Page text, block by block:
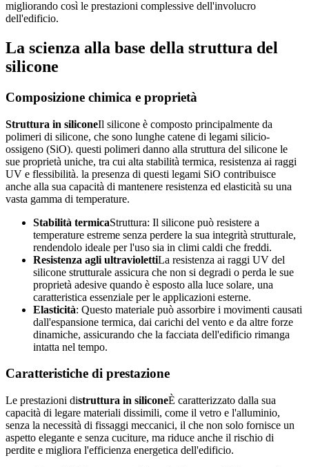
migliorando così le prestazioni complessive dell'involucro
dell'edificio.
La scienza alla base della struttura del
silicone
Composizione chimica e proprietà
Struttura in siliconeIl silicone è composto principalmente da
polimeri di silicone, che sono lunghe catene di legami silicio-
ossigeno (SiO). questi polimeri danno alla struttura del silicone le
sue proprietà uniche, tra cui alta stabilità termica, resistenza ai raggi
UV e flessibilità. la presenza di questi legami SiO contribuisce
anche alla sua capacità di mantenere resistenza ed elasticità su una
vasta gamma di temperature.
Stabilità termicaStruttura: Il silicone può resistere a
temperature estreme senza perdere la sua integrità strutturale,
rendendolo ideale per l'uso sia in climi caldi che freddi.
Resistenza agli ultraviolettiLa resistenza ai raggi UV del
silicone strutturale assicura che non si degradi o perda le sue
proprietà adesive quando è esposto alla luce solare, una
caratteristica essenziale per le applicazioni esterne.
Elasticità: Questo materiale può assorbire i movimenti causati
dall'espansione termica, dai carichi del vento e da altre forze
dinamiche, assicurando che la facciata dell'edificio rimanga
intatta nel tempo.
Caratteristiche di prestazione
Le prestazioni distruttura in siliconeÈ caratterizzato dalla sua
capacità di legare materiali dissimili, come il vetro e l'alluminio,
senza la necessità di fissaggi meccanici, il che non solo fornisce un
aspetto elegante e senza cuciture, ma riduce anche il rischio di
perdite e migliora l'efficienza energetica dell'edificio.